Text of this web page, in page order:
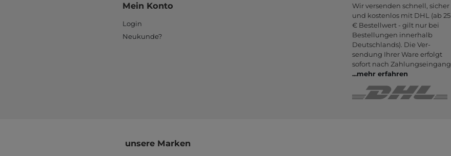
Mein Konto
Login
Neukunde?
Wir versenden schnell, sicher
und kostenlos mit DHL (ab 25
€ Bestell­wert - gilt nur bei
Bestel­lungen inner­halb
Deutsch­lands). Die Ver­
sendung Ihrer Ware er­folgt
sofort nach Zahlungs­eingang
...mehr erfahren
unsere Marken